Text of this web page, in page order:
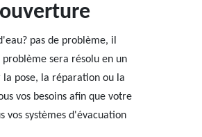
pas de problème, il
sera résolu en un
la pose, la réparation ou la
vos besoins afin que votre
vos systèmes d'évacuation